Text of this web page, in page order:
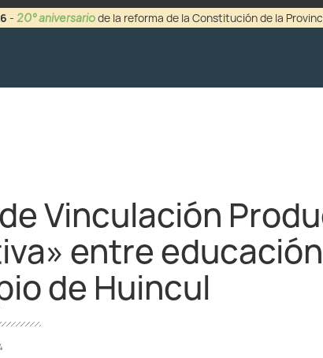
- 20° aniversariode la reforma de la Constitución de la
Vinculación
entre
de Huincul